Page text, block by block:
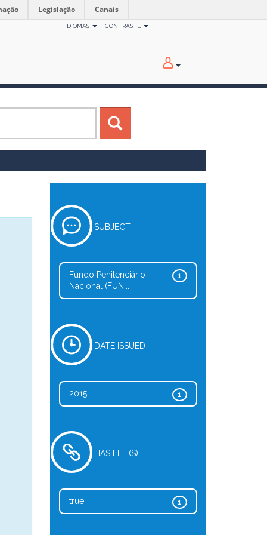
Legislação Canais
IDIOMAS CONTRASTE
SUBJECT
1
Fundo Penitenciário
Nacional (FUN...
DATE ISSUED
1
2015
HAS FILE(S)
1
true